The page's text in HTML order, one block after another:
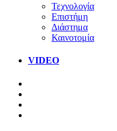
Τεχνολογία
Επιστήμη
Διάστημα
Καινοτομία
VIDEO